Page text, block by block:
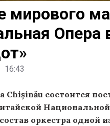
мирового
Опера
16:43
Chișinău состоится
оркестра одной